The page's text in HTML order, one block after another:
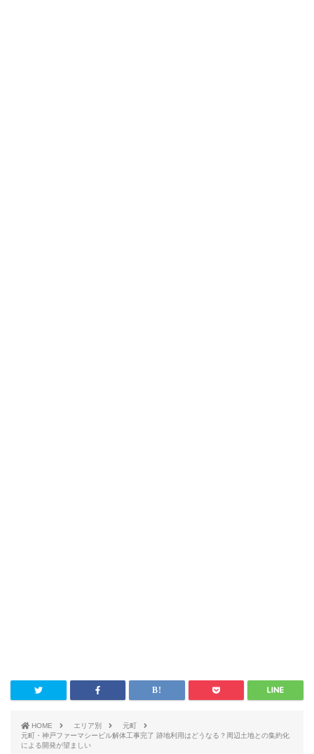
HOME エリア別
元町
元町・神戸ファーマシービル解体工事完了 跡地利用はどうなる？周辺土地との集約化
による開発が望ましい